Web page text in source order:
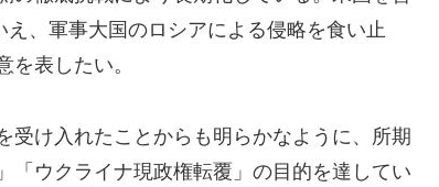
、軍事大国のロシアによる侵略を食い止
表したい。
受け入れたことからも明らかなように、所期
「ウクライナ現政権転覆」の目的を達してい